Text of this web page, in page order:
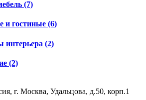
(7)
и гостиные (6)
интерьера (2)
(2)
г. Москва, Удальцова, д.50, корп.1